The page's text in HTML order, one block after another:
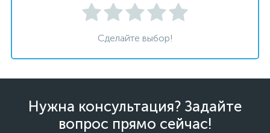
Сделайте выбор!
Нужна консультация? Задайте
вопрос прямо сейчас!